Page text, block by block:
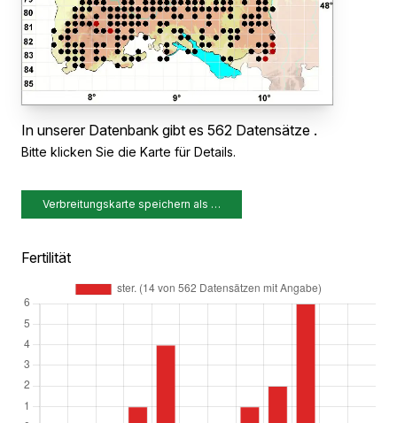
In unserer Datenbank gibt es 562 Datensätze .
Bitte klicken Sie die Karte für Details.
Verbreitungskarte speichern als …
Fertilität